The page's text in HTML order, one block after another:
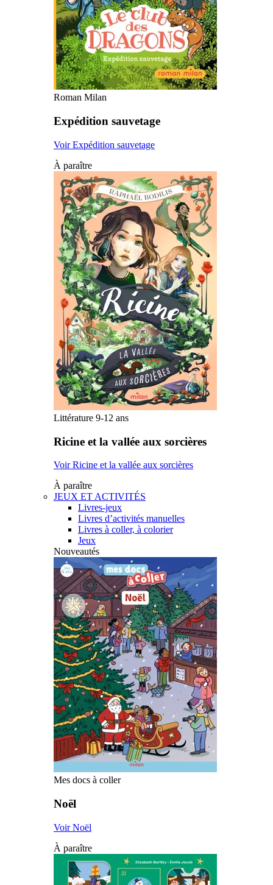
Roman Milan
Expédition sauvetage
Voir Expédition sauvetage
À paraître
Littérature 9-12 ans
Ricine et la vallée aux sorcières
Voir Ricine et la vallée aux sorcières
À paraître
JEUX ET ACTIVITÉS
Livres-jeux
Livres d’activités manuelles
Livres à coller, à colorier
Jeux
Nouveautés
Mes docs à coller
Noël
Voir Noël
À paraître